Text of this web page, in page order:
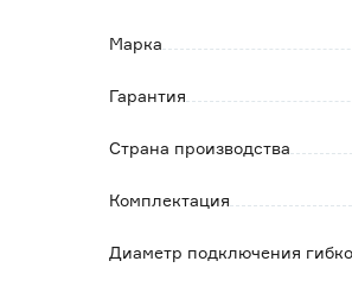
Пластиковый аэратор
нержавеющей стали.
Марка
Гарантия
Страна производства
Комплектация
Диаметр подключения